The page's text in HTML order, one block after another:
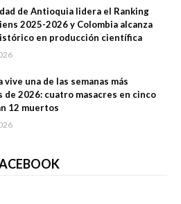
de Antioquia lidera el Ranking
2025-2026 y Colombia alcanza
en producción científica
vive una de las semanas más
de 2026: cuatro masacres en cinco
12 muertos